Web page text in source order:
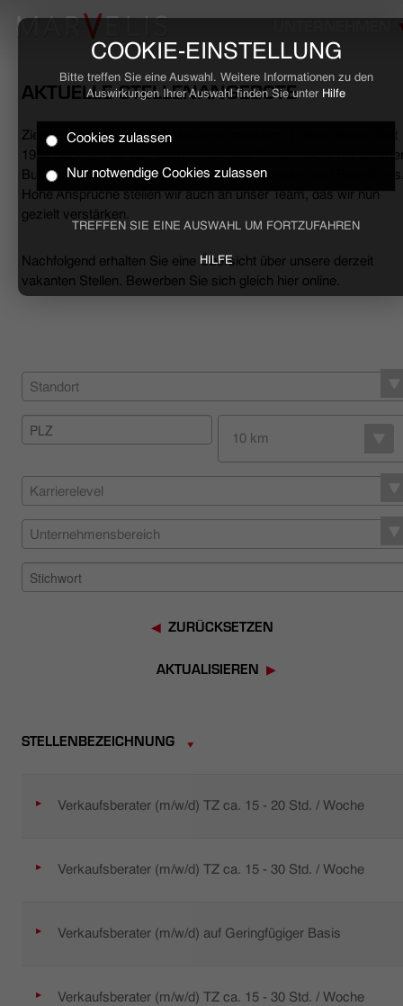
COOKIE-EINSTELLUNG
Bitte treffen Sie eine Auswahl. Weitere Informationen zu den
Auswirkungen Ihrer Auswahl finden Sie unter Hilfe
Cookies zulassen
Nur notwendige Cookies zulassen
TREFFEN SIE EINE AUSWAHL UM FORTZUFAHREN
HILFE
HOME
BUSINESS
UNTERNEHMEN
NACHHALTIGKEIT
HÄNDLERSUCHE
AKTUELLE STELLENANGEBOTE
Ziele erreichen, Herausforderungen meistern, Erfolge feiern. Seit
1994 begleiten wir den anspruchsvollen Mann sowohl mit
Business- als auch mit lässigen Casual-Hemden und Polo-
Hohe Ansprüche stellen wir auch an unser Team, das wir nun
gezielt verstärken.
Nachfolgend erhalten Sie eine Übersicht über unsere derzeit
vakanten Stellen. Bewerben Sie sich gleich hier online.
Standort
10 km
Karrierelevel
Unternehmensbereich
ZURÜCKSETZEN
AKTUALISIEREN
STELLENBEZEICHNUNG
Verkaufsberater (m/w/d) TZ ca. 15 - 20 Std. / Woche
Verkaufsberater (m/w/d) TZ ca. 15 - 30 Std. / Woche
Verkaufsberater (m/w/d) auf Geringfügiger Basis
Verkaufsberater (m/w/d) TZ ca. 15 - 30 Std. / Woche